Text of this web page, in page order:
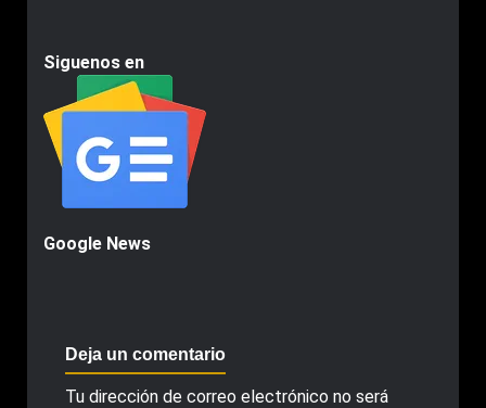
Siguenos en
Google News
Deja un comentario
Tu dirección de correo electrónico no será